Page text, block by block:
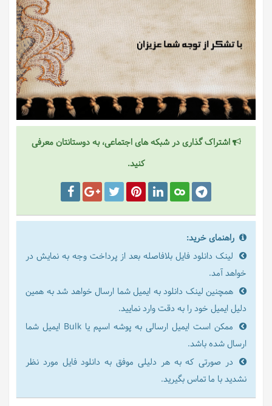
اشتراک گذاری در شبکه های اجتماعی، به دوستانتان معرفی
کنید.
راهنمای خرید:
لینک دانلود فایل بلافاصله بعد از پرداخت وجه به نمایش در
خواهد آمد.
همچنین لینک دانلود به ایمیل شما ارسال خواهد شد به همین
دلیل ایمیل خود را به دقت وارد نمایید.
ممکن است ایمیل ارسالی به پوشه اسپم یا Bulk ایمیل شما
ارسال شده باشد.
در صورتی که به هر دلیلی موفق به دانلود فایل مورد نظر
نشدید با ما تماس بگیرید.